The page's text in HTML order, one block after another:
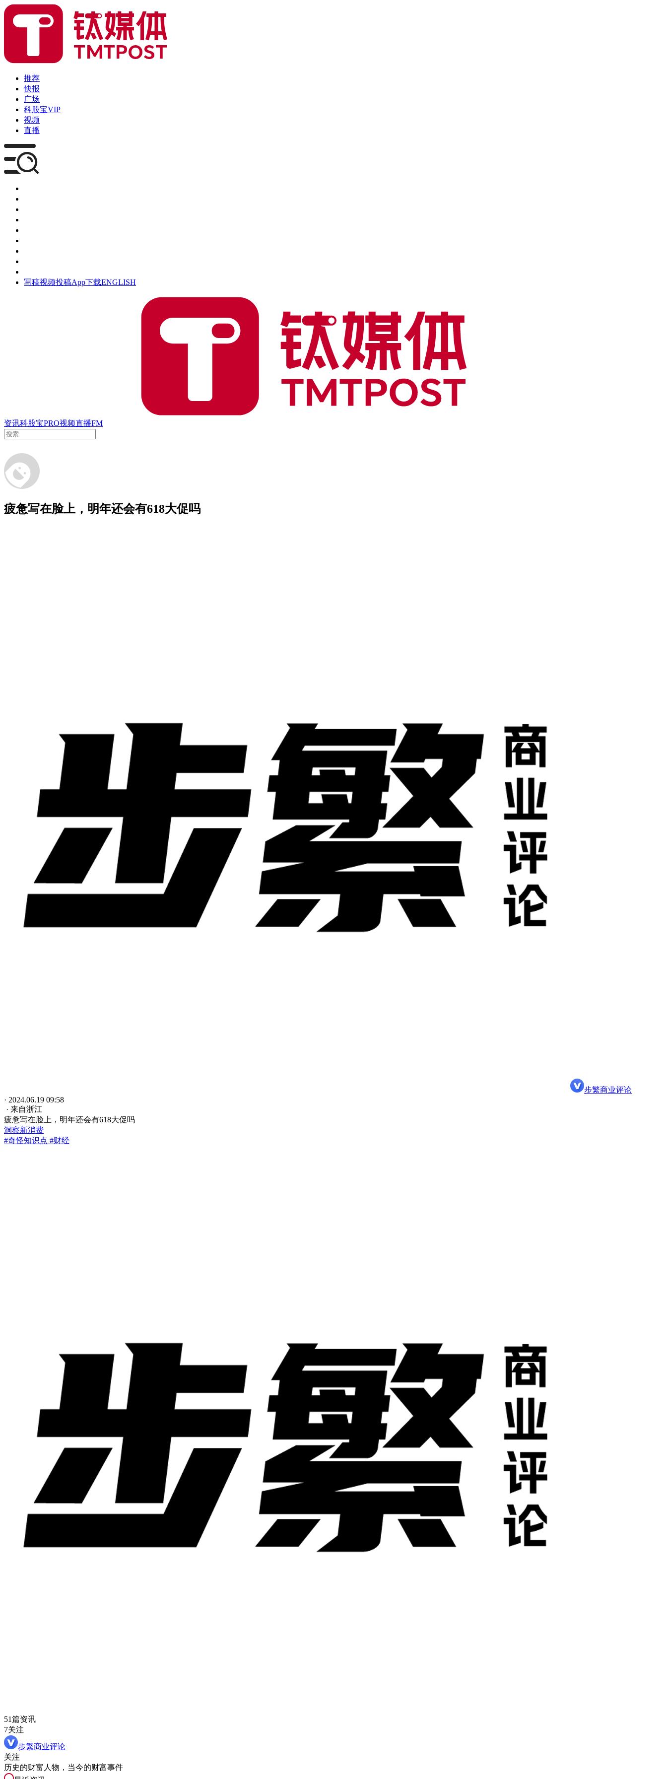
推荐
快报
广场
科股宝VIP
视频
直播
写稿视频投稿App下载ENGLISH
资讯科股宝PRO视频直播FM
疲惫写在脸上，明年还会有618大促吗
步繁商业评论
· 2024.06.19 09:58
· 来自浙江
疲惫写在脸上，明年还会有618大促吗
洞察新消费
#奇怪知识点 #财经
51篇资讯
7关注
步繁商业评论
关注
历史的财富人物，当今的财富事件